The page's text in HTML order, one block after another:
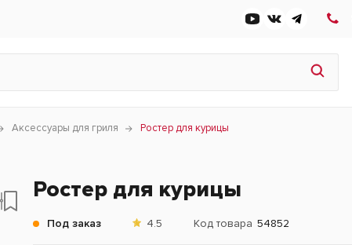
Аксессуары для гриля Ростер для курицы
Ростер для курицы
Под заказ 4.5 Код товара 54852